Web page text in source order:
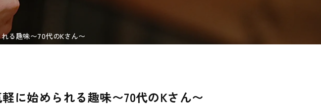
る趣味〜70代のKさん〜
に始められる趣味〜70代のKさん〜